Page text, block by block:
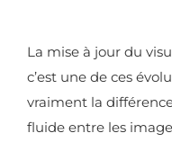
La mise à jour du
c’est une de ces
vraiment la
fluide entre les